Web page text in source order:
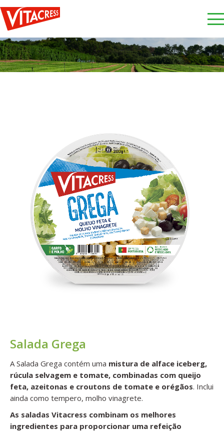
Salada Grega
A Salada Grega contém uma mistura de alface iceberg,
rúcula selvagem e tomate, combinadas com queijo
feta, azeitonas e croutons de tomate e orégãos. Inclui
ainda como tempero, molho vinagrete.
As saladas Vitacress combinam os melhores
ingredientes para proporcionar uma refeição